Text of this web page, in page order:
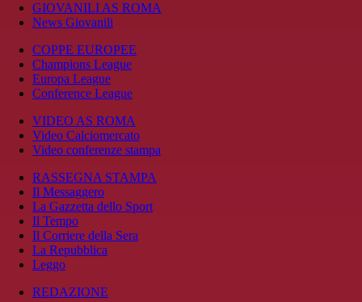
GIOVANILI AS ROMA
News Giovanili
COPPE EUROPEE
Champions League
Europa League
Conference League
VIDEO AS ROMA
Video Calciomercato
Video conferenze stampa
RASSEGNA STAMPA
Il Messaggero
La Gazzetta dello Sport
Il Tempo
Il Corriere della Sera
La Repubblica
Leggo
REDAZIONE